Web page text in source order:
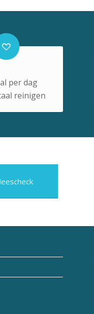
per dag
reinigen